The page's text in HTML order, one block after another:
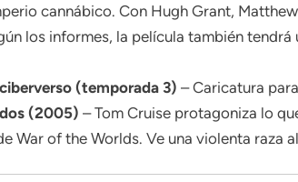
cannábico. Con Hugh Grant,
los informes, la película también tendrá
(temporada 3) – Caricatura
(2005) – Tom Cruise protagoniza lo
War of the Worlds. Ve una violenta raza